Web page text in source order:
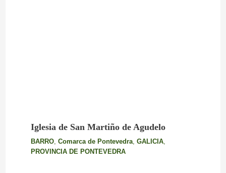
Iglesia de San Martiño de Agudelo
BARRO, Comarca de Pontevedra, GALICIA,
PROVINCIA DE PONTEVEDRA